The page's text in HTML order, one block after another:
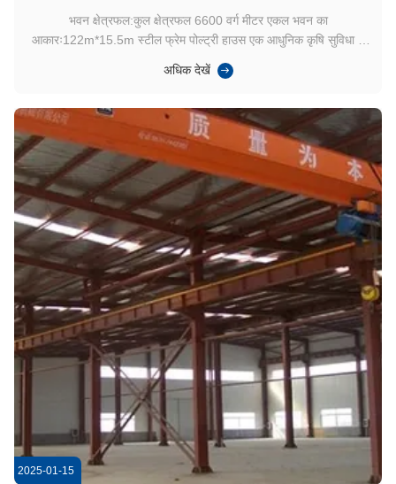
भवन क्षेत्रफल:कुल क्षेत्रफल 6600 वर्ग मीटर एकल भवन का
आकारः122m*15.5m स्टील फ्रेम पोल्ट्री हाउस एक आधुनिक कृषि सुविधा है
कि ब्रोइलर और अंडे देने वाली मुर्गियां।मुख्य संरचनात्मक सामग्री के रूप में उच्च
अधिक देखें
2025-01-15